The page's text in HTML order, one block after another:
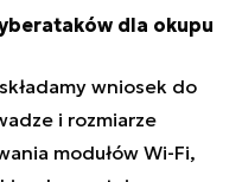
dla okupu
wniosek do
i rozmiarze
modułów Wi-Fi,